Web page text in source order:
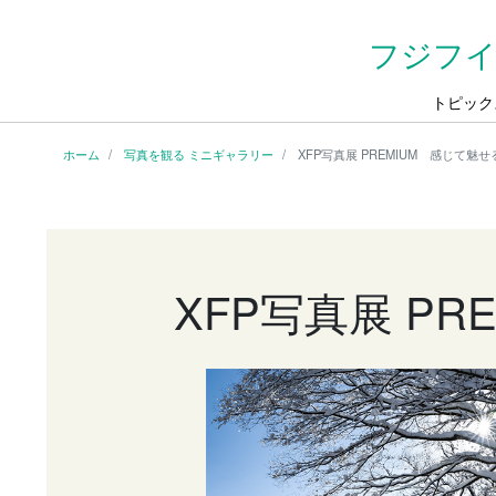
フジフ
トピッ
ホーム 写真を観る ミニギャラリー XFP写真展 PREMIUM 感じて魅せ
XFP写真展